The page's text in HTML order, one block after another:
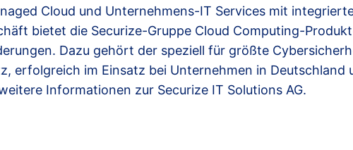
Cloud und Unternehmens-IT Services mit
bietet die Securize-Gruppe Cloud Computing-
Dazu gehört der speziell für größte
erfolgreich im Einsatz bei Unternehmen in Deutschland
Informationen zur Securize IT Solutions AG.